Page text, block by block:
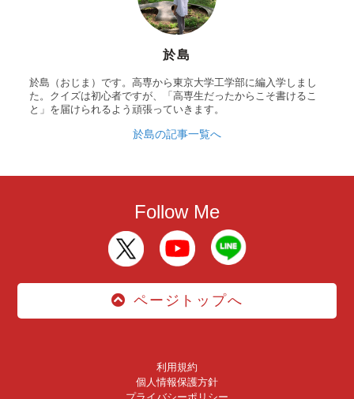
於島
於島（おじま）です。高専から東京大学工学部に編入学しまし
た。クイズは初心者ですが、「高専生だったからこそ書けるこ
と」を届けられるよう頑張っていきます。
於島の記事一覧へ
Follow Me
ページトップへ
利用規約
個人情報保護方針